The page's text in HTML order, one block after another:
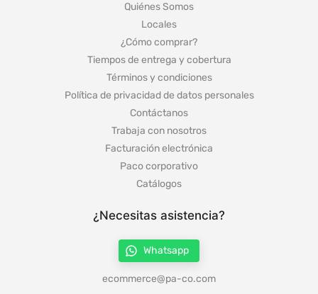
Quiénes Somos
Locales
¿Cómo comprar?
Tiempos de entrega y cobertura
Términos y condiciones
Política de privacidad de datos personales
Contáctanos
Trabaja con nosotros
Facturación electrónica
Paco corporativo
Catálogos
¿Necesitas asistencia?
Whatsapp
ecommerce@pa-co.com